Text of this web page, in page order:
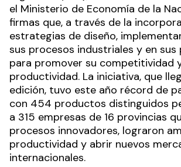
el Ministerio de Economía de la
firmas que, a través de la
estrategias de diseño,
sus procesos industriales y en
para promover su competitividad
productividad. La iniciativa, que
edición, tuvo este año récord de
con 454 productos distinguidos
a 315 empresas de 16 provincias
procesos innovadores, lograron
productividad y abrir nuevos
internacionales.